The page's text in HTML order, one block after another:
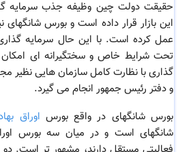
حقیقت دولت چین وظیفه جذب سرمایه
این بازار قرار داده است و بورس شانگهای
عمل کرده است. با این حال سرمایه
تحت شرایط خاص و سختگیرانه ای
گذاری با نظارت کامل سازمان هایی نظیر
و دفتر رئیس جمهور انجام می گیرد.
بورس شانگهای در واقع بورس اوراق
شانگهای است و در میان سه بورس